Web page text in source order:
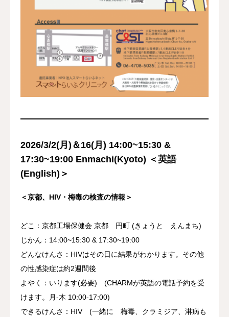
2026/3/2(月)＆16(月) 14:00~15:30 &
17:30~19:00 Enmachi(Kyoto) ＜英語
(English)＞
＜京都、HIV・梅毒の検査の情報＞
どこ：京都工場保健会 京都 円町 (きょうと えんまち)
じかん：14:00~15:30 & 17:30~19:00
どんなけんさ：HIVはその日に結果がわかります。その他
の性感染症は約2週間後
よやく：いります(必要) (CHARMが英語の電話予約を受
けます。月-木 10:00-17:00)
できるけんさ：HIV (一緒に 梅毒、クラミジア、淋病も